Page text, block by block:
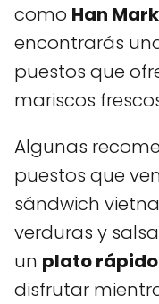
como Han
encontrarás
puestos que
mariscos
Algunas
puestos que
sándwich
verduras y
un plato
disfrutar